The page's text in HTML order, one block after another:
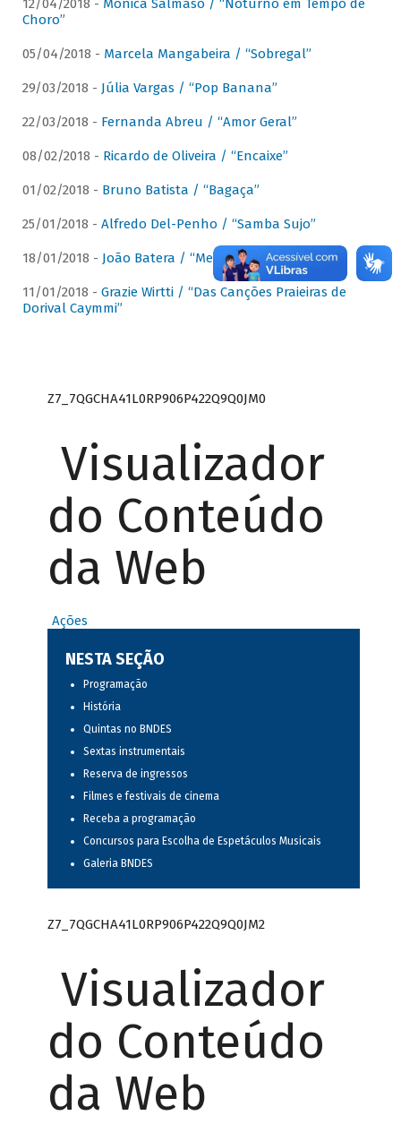
12/04/2018 - Mônica Salmaso / “Noturno em Tempo de
Choro”
05/04/2018 - Marcela Mangabeira / “Sobregal”
29/03/2018 - Júlia Vargas / “Pop Banana”
22/03/2018 - Fernanda Abreu / “Amor Geral”
08/02/2018 - Ricardo de Oliveira / “Encaixe”
01/02/2018 - Bruno Batista / “Bagaça”
25/01/2018 - Alfredo Del-Penho / “Samba Sujo”
18/01/2018 - João Batera / “Meu Pandeiro”
11/01/2018 - Grazie Wirtti / “Das Canções Praieiras de
Dorival Caymmi”
Z7_7QGCHA41L0RP906P422Q9Q0JM0
Visualizador
do Conteúdo
da Web
Ações
NESTA SEÇÃO
Programação
História
Quintas no BNDES
Sextas instrumentais
Reserva de ingressos
Filmes e festivais de cinema
Receba a programação
Concursos para Escolha de Espetáculos Musicais
Galeria BNDES
Z7_7QGCHA41L0RP906P422Q9Q0JM2
Visualizador
do Conteúdo
da Web